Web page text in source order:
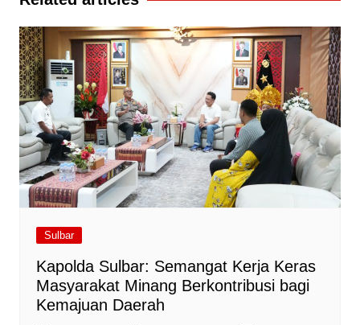
Sulbar
Kapolda Sulbar: Semangat Kerja Keras
Masyarakat Minang Berkontribusi bagi
Kemajuan Daerah